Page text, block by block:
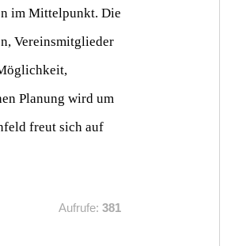
im Mittelpunkt. Die
Vereinsmitglieder
Planung wird um
freut sich auf
Aufrufe: 381